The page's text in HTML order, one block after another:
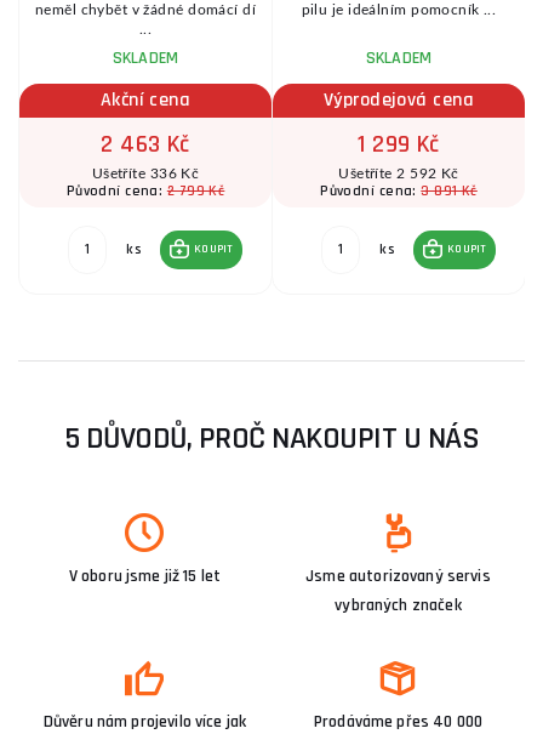
neměl chybět v žádné domácí dí
SKLADEM
Akční cena
2 463 Kč
Ušetříte 336 Kč
Původní cena:2 799 Kč
ks KOUPIT
pilu je ideálním pomocník ...
SKLADEM
Výprodejová cena
1 299 Kč
Ušetříte 2 592 Kč
Původní cena:3 891 Kč
ks KOUPIT
5 DŮVODŮ, PROČ NAKOUPIT U NÁS
V oboru jsme již 15 let
Jsme autorizovaný servis
vybraných značek
Důvěru nám projevilo více jak
Prodáváme přes 40 000